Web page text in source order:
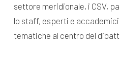
settore meridionale, i CSV,
lo staff, esperti e
tematiche al centro del